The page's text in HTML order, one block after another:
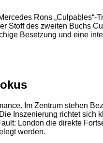
Rons
Stoff des zweiten Buchs
Besetzung und eine
Im Zentrum stehen
Inszenierung richtet
London die direkte
werden.
2